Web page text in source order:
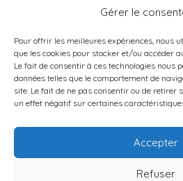
Gérer le
Pour offrir les meilleures expériences, nous
que les cookies pour stocker et/ou accéder
Le fait de consentir à ces technologies nous
données telles que le comportement de
site. Le fait de ne pas consentir ou de retirer
un effet négatif sur certaines
Accepter
Refuser
Pour la conversion d’un
supplémentaire n’est requis.
vue est obligatoire.
Pour une première
Passer un examen
route) pour obtenir un